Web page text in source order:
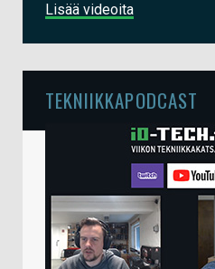
Lisää videoita
TEKNIIKKAPODCAST